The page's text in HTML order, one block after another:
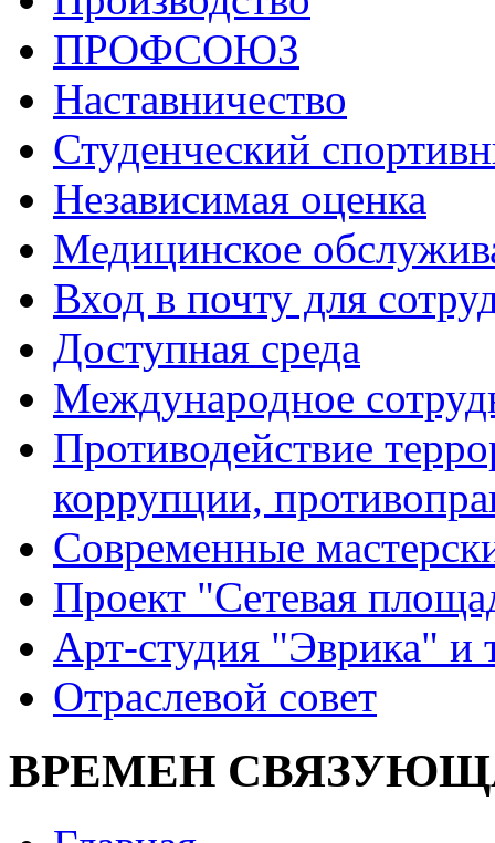
ПРОФСОЮЗ
Наставничество
Студенческий
Независимая оценка
Медицинское
Вход в почту для
Доступная среда
Международное
Противодействие
коррупции,
Современные
Проект "Сетевая
Арт-студия "Эврика" и
Отраслевой совет
ВРЕМЕН